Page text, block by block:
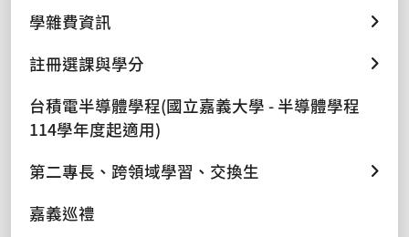
學雜費資訊
註冊選課與學分
台積電半導體學程(國立嘉義大學 - 半導體學程
114學年度起適用)
第二專長、跨領域學習、交換生
嘉義巡禮